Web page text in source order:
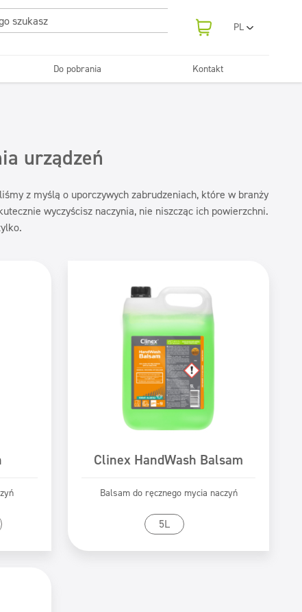
PL
RO
Do pobrania Kontakt
urządzeń
z myślą o uporczywych zabrudzeniach, które w branży
wyczyścisz naczynia, nie niszcząc ich powierzchni.
Clinex HandWash Balsam
Balsam do ręcznego mycia naczyń
5L
Przejdź do produktu